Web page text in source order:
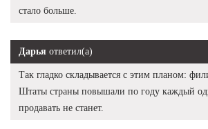
стало больше.
Дарья ответил(а)
Так гладко складывается с этим планом:
Штаты страны повышали по году каждый
продавать не станет.